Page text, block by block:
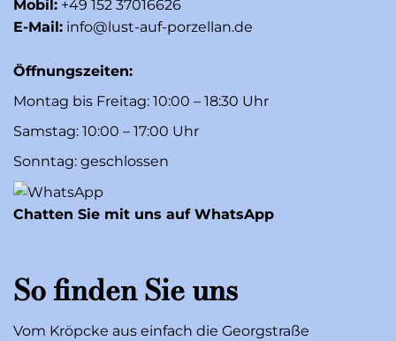
Mobil: +49 152 37016626
E-Mail: info@lust-auf-porzellan.de
Öffnungszeiten:
Montag bis Freitag: 10:00 – 18:30 Uhr
Samstag: 10:00 – 17:00 Uhr
Sonntag: geschlossen
Chatten Sie mit uns auf WhatsApp
So finden Sie uns
Vom Kröpcke aus einfach die Georgstraße